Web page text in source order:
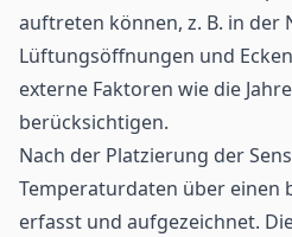
auftreten können, z. B. in der
Lüftungsöffnungen und
externe Faktoren wie die
berücksichtigen.
Nach der Platzierung der
Temperaturdaten über einen
erfasst und aufgezeichnet.